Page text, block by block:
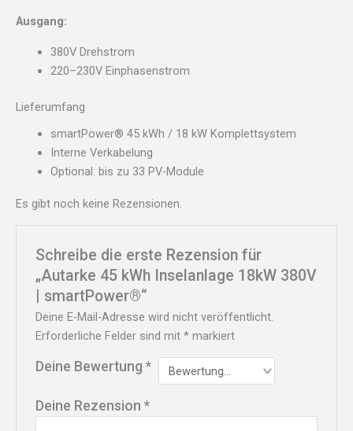
Ausgang:
380V Drehstrom
220–230V Einphasenstrom
Lieferumfang
smartPower® 45 kWh / 18 kW Komplettsystem
Interne Verkabelung
Optional: bis zu 33 PV-Module
Es gibt noch keine Rezensionen.
Schreibe die erste Rezension für
„Autarke 45 kWh Inselanlage 18kW 380V
| smartPower®“
Deine E-Mail-Adresse wird nicht veröffentlicht.
Erforderliche Felder sind mit* markiert
Deine Bewertung*
Deine Rezension*